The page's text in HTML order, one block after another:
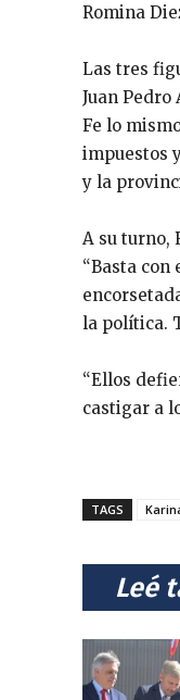
Romina
Las tres
Juan
Fe lo
impuestos
y la
A su turno,
“Basta
la política.
“Ellos
castigar a
TAGS
⠀Leé